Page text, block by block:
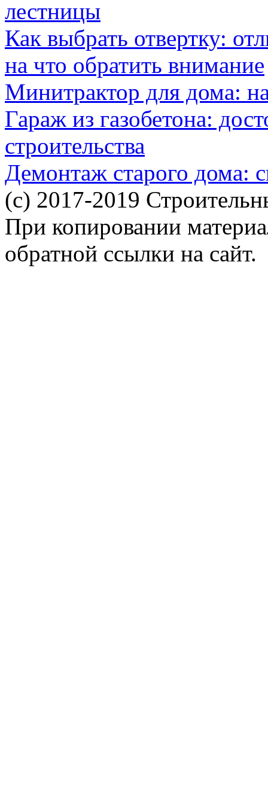
лестницы
Как выбрать отвертку:
на что обратить внимание
Минитрактор для дома:
Гараж из газобетона:
строительства
Демонтаж старого дома:
(c) 2017-2019
При копировании
обратной ссылки на сайт.